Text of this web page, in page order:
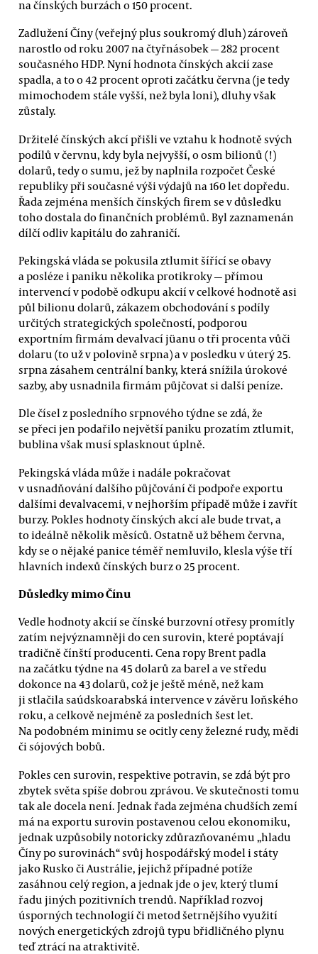
na čínských burzách o 150 procent.
Zadlužení Číny (veřejný plus soukromý dluh) zároveň
narostlo od roku 2007 na čtyřnásobek — 282 procent
současného HDP. Nyní hodnota čínských akcií zase
spadla, a to o 42 procent oproti začátku června (je tedy
mimochodem stále vyšší, než byla loni), dluhy však
zůstaly.
Držitelé čínských akcí přišli ve vztahu k hodnotě svých
podílů v červnu, kdy byla nejvyšší, o osm bilionů (!)
dolarů, tedy o sumu, jež by naplnila rozpočet České
republiky při současné výši výdajů na 160 let dopředu.
Řada zejména menších čínských firem se v důsledku
toho dostala do finančních problémů. Byl zaznamenán
dílčí odliv kapitálu do zahraničí.
Pekingská vláda se pokusila ztlumit šířící se obavy
a posléze i paniku několika protikroky — přímou
intervencí v podobě odkupu akcií v celkové hodnotě asi
půl bilionu dolarů, zákazem obchodování s podíly
určitých strategických společností, podporou
exportním firmám devalvací jüanu o tři procenta vůči
dolaru (to už v polovině srpna) a v posledku v úterý 25.
srpna zásahem centrální banky, která snížila úrokové
sazby, aby usnadnila firmám půjčovat si další peníze.
Dle čísel z posledního srpnového týdne se zdá, že
se přeci jen podařilo největší paniku prozatím ztlumit,
bublina však musí splasknout úplně.
Pekingská vláda může i nadále pokračovat
v usnadňování dalšího půjčování či podpoře exportu
dalšími devalvacemi, v nejhorším případě může i zavřít
burzy. Pokles hodnoty čínských akcí ale bude trvat, a
to ideálně několik měsíců. Ostatně už během června,
kdy se o nějaké panice téměř nemluvilo, klesla výše tří
hlavních indexů čínských burz o 25 procent.
Důsledky mimo Čínu
Vedle hodnoty akcií se čínské burzovní otřesy promítly
zatím nejvýznamněji do cen surovin, které poptávají
tradičně čínští producenti. Cena ropy Brent padla
na začátku týdne na 45 dolarů za barel a ve středu
dokonce na 43 dolarů, což je ještě méně, než kam
ji stlačila saúdskoarabská intervence v závěru loňského
roku, a celkově nejméně za posledních šest let.
Na podobném minimu se ocitly ceny železné rudy, mědi
či sójových bobů.
Pokles cen surovin, respektive potravin, se zdá být pro
zbytek světa spíše dobrou zprávou. Ve skutečnosti tomu
tak ale docela není. Jednak řada zejména chudších zemí
má na exportu surovin postavenou celou ekonomiku,
jednak uzpůsobily notoricky zdůrazňovanému „hladu
Číny po surovinách“ svůj hospodářský model i státy
jako Rusko či Austrálie, jejichž případné potíže
zasáhnou celý region, a jednak jde o jev, který tlumí
řadu jiných pozitivních trendů. Například rozvoj
úsporných technologií či metod šetrnějšího využití
nových energetických zdrojů typu břidličného plynu
teď ztrácí na atraktivitě.